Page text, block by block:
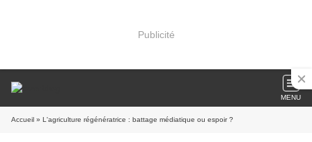
Publicité
MENU
Accueil » L'agriculture régénératrice : battage médiatique ou espoir ?